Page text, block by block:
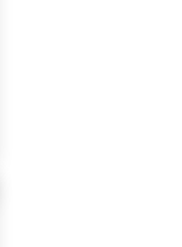
à mes favoris